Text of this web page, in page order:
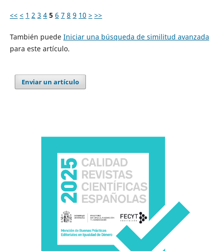
<< < 1 2 3 4 5 6 7 8 9 10 > >>
También puede Iniciar una búsqueda de similitud avanzada
para este artículo.
Enviar un artículo